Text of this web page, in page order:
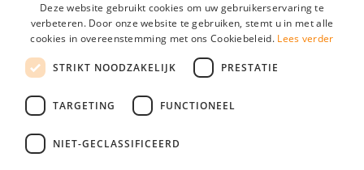
Wachtwoord
login gegevens onthouden
login
Bedrijf aanmelden
Deze website gebruikt cookies om uw gebruikerservaring te
verbeteren. Door onze website te gebruiken, stemt u in met alle
cookies in overeenstemming met ons Cookiebeleid. Lees verder
STRIKT NOODZAKELIJK PRESTATIE
TARGETING FUNCTIONEEL
NIET-GECLASSIFICEERD